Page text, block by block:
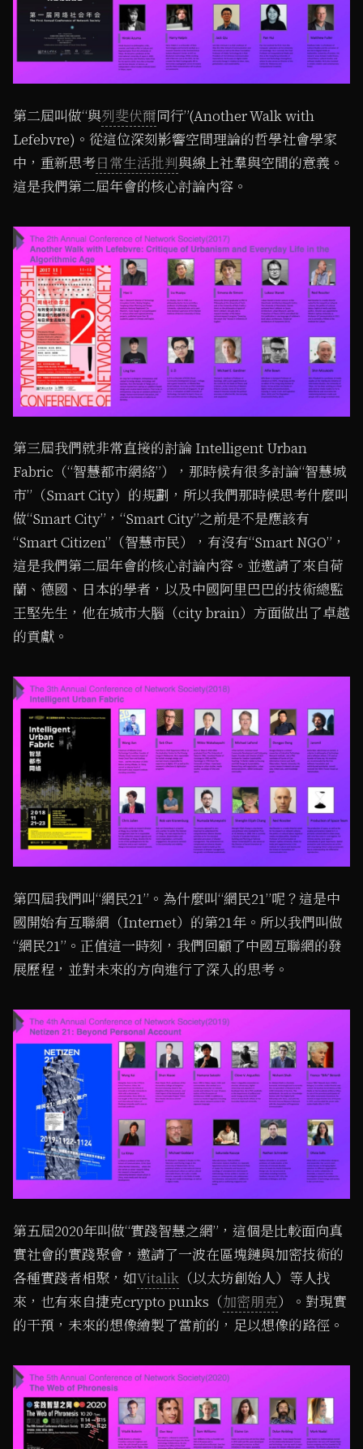
第二屆叫做“與列斐伏爾同行”(Another Walk with
Lefebvre)。從這位深刻影響空間理論的哲學社會學家
中，重新思考日常生活批判與線上社羣與空間的意義。
這是我們第二屆年會的核心討論內容。
第三屆我們就非常直接的討論 Intelligent Urban
Fabric（“智慧都市網絡”），那時候有很多討論“智慧城
市”（Smart City）的規劃，所以我們那時候思考什麼叫
做“Smart City”，“Smart City”之前是不是應該有
“Smart Citizen”（智慧市民），有沒有“Smart NGO”，
這是我們第二屆年會的核心討論內容。並邀請了來自荷
蘭、德國、日本的學者，以及中國阿里巴巴的技術總監
王堅先生，他在城市大腦（city brain）方面做出了卓越
的貢獻。
第四屆我們叫“網民21”。為什麼叫“網民21”呢？這是中
國開始有互聯網（Internet）的第21年。所以我們叫做
“網民21”。正值這一時刻，我們回顧了中國互聯網的發
展歷程，並對未來的方向進行了深入的思考。
第五屆2020年叫做“實踐智慧之網”，這個是比較面向真
實社會的實踐聚會，邀請了一波在區塊鏈與加密技術的
各種實踐者相聚，如Vitalik （以太坊創始人）等人找
來，也有來自捷克crypto punks（加密朋克）。對現實
的干預，未來的想像繪製了當前的，足以想像的路徑。